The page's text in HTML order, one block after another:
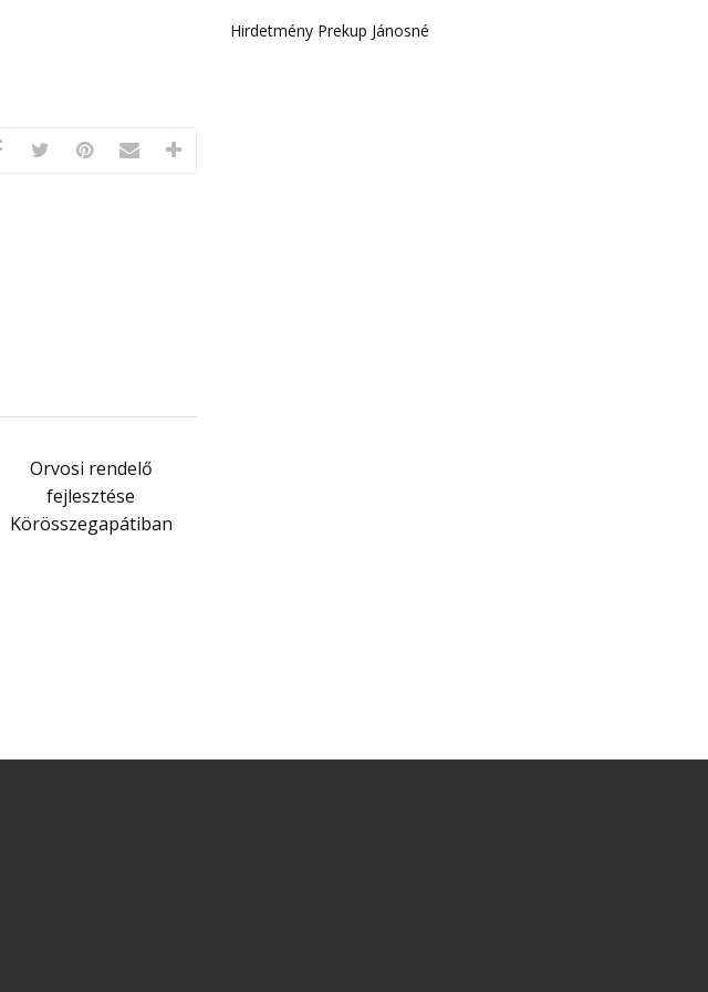
Orvosi rendelő
fejlesztése
Körösszegapátiban
Hirdetmény Prekup Jánosné